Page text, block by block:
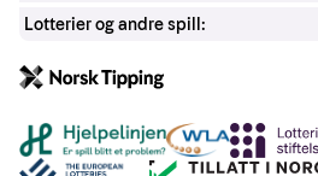
Lotterier og andre spill:
Andre lenker